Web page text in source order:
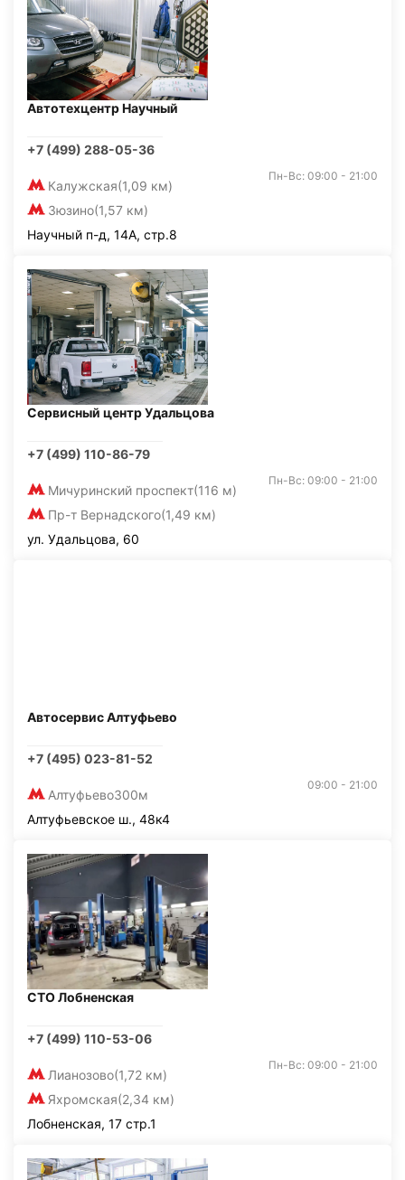
Автотехцентр Научный
+7 (499) 288-05-36
Калужская(1,09 км)
Зюзино(1,57 км)
Пн-Вс: 09:00 - 21:00
Научный п-д, 14А, стр.8
Сервисный центр Удальцова
+7 (499) 110-86-79
Мичуринский проспект(116 м)
Пр-т Вернадского(1,49 км)
Пн-Вс: 09:00 - 21:00
ул. Удальцова, 60
Автосервис Алтуфьево
+7 (495) 023-81-52
Алтуфьево300м
09:00 - 21:00
Алтуфьевское ш., 48к4
СТО Лобненская
+7 (499) 110-53-06
Лианозово(1,72 км)
Яхромская(2,34 км)
Пн-Вс: 09:00 - 21:00
Лобненская, 17 стр.1